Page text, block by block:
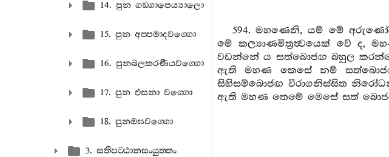
14. පුන ගඞ‍්ගාපෙය්‍යාලො
15. පුන අප‍්පමාදවග‍්ගො
16. පුනබලකරණීයවග‍්ගො
17. පුන එසනා වග‍්ගො
18. පුනඔඝවග‍්ගො
3. සතිපට‍්ඨානසංයුත‍්තං
594. මහණෙනි, යම් මේ
මේ කල්‍යාණමිත්‍රත්‍වයෙක් වේ ද,
වඩන්නේ ය සත්බොජඟ බහුල
ඇති මහණ කෙසේ නම්
සිහිසම්බොජඟ විරාගනිස්සිත
ඇති මහණ තෙමේ මෙසේ සත්